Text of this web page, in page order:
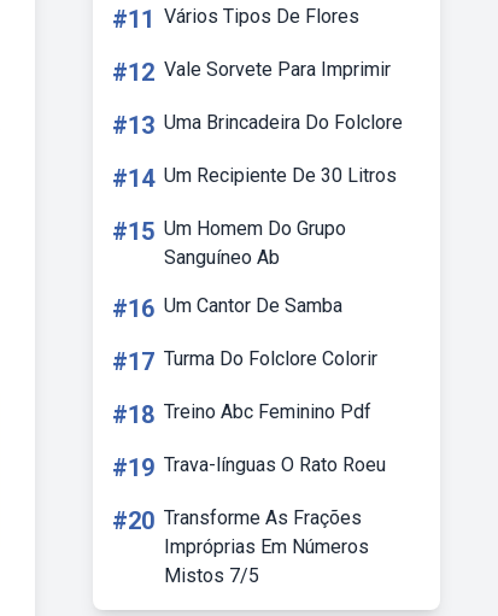
#11 Vários Tipos De Flores
#12 Vale Sorvete Para Imprimir
#13 Uma Brincadeira Do Folclore
#14 Um Recipiente De 30 Litros
#15 Um Homem Do Grupo
Sanguíneo Ab
#16 Um Cantor De Samba
#17 Turma Do Folclore Colorir
#18 Treino Abc Feminino Pdf
#19 Trava-línguas O Rato Roeu
#20 Transforme As Frações
Impróprias Em Números
Mistos 7/5